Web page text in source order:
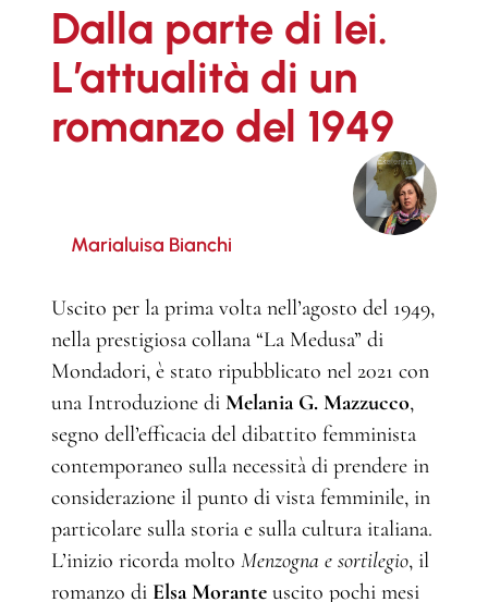
Dalla parte di lei.
L’attualità di un
romanzo del 1949
Marialuisa Bianchi
Uscito per la prima volta nell’agosto del 1949,
nella prestigiosa collana “La Medusa” di
Mondadori, è stato ripubblicato nel 2021 con
una Introduzione di Melania G. Mazzucco,
segno dell’efficacia del dibattito femminista
contemporaneo sulla necessità di prendere in
considerazione il punto di vista femminile, in
particolare sulla storia e sulla cultura italiana.
L’inizio ricorda molto Menzogna e sortilegio, il
romanzo di Elsa Morante uscito pochi mesi